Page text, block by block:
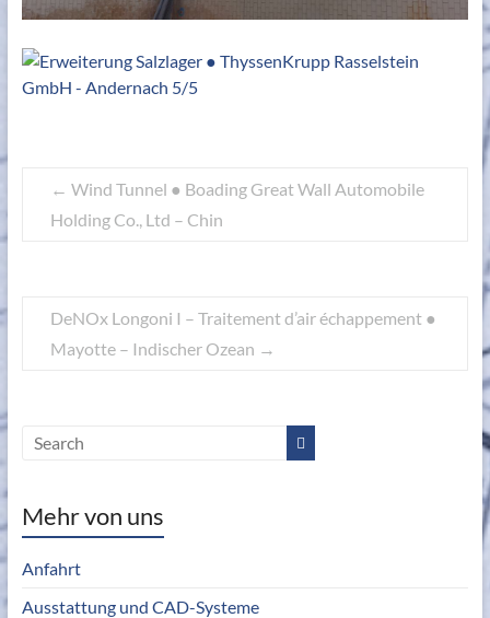
← Wind Tunnel ● Boading Great Wall Automobile
Holding Co., Ltd – Chin
DeNOx Longoni I – Traitement d’air échappement ●
Mayotte – Indischer Ozean →
Mehr von uns
Anfahrt
Ausstattung und CAD-Systeme